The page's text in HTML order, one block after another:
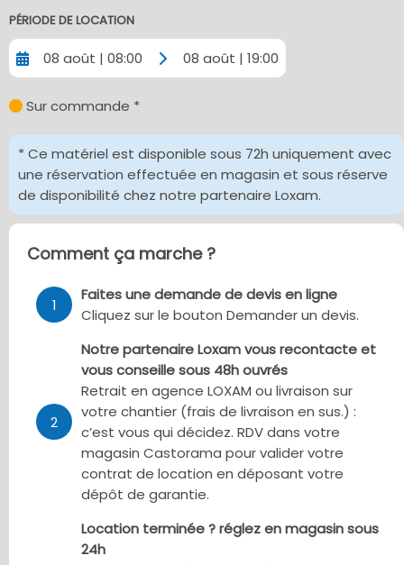
PÉRIODE DE LOCATION
08 août | 08:00 08 août | 19:00
Sur commande *
* Ce matériel est disponible sous 72h uniquement avec
une réservation effectuée en magasin et sous réserve
de disponibilité chez notre partenaire Loxam.
Comment ça marche ?
1
Faites une demande de devis en ligne
Cliquez sur le bouton Demander un devis.
2
Notre partenaire Loxam vous recontacte et
vous conseille sous 48h ouvrés
Retrait en agence LOXAM ou livraison sur
votre chantier (frais de livraison en sus.) :
c’est vous qui décidez. RDV dans votre
magasin Castorama pour valider votre
contrat de location en déposant votre
dépôt de garantie.
Location terminée ? réglez en magasin sous
24h